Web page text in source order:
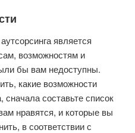
является
возможностям и
бы вам недоступны.
какие возможности
составьте список
нравятся, и которые вы
в соответствии с